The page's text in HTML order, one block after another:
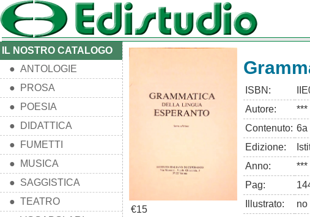
IL NOSTRO CATALOGO
● ANTOLOGIE
● PROSA
● POESIA
● DIDATTICA
● FUMETTI
● MUSICA
● SAGGISTICA
● TEATRO
€15
ISBN:
Autore:
***
Contenuto: 6a
Edizione:
Anno:
***
Pag:
Illustrato:
no